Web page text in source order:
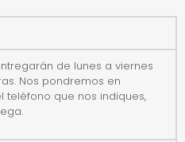
de lunes a viernes
Nos pondremos en
teléfono que nos indiques,